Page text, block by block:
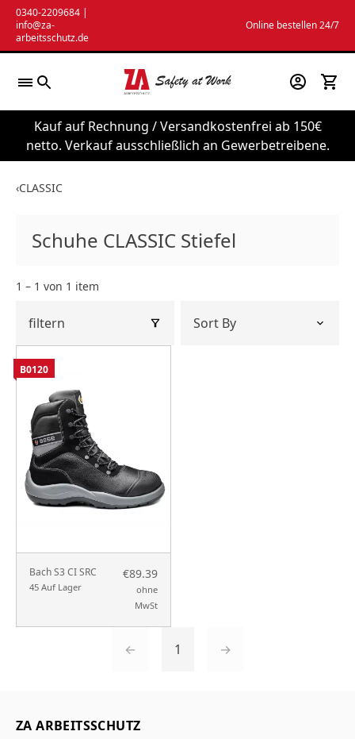
Zum
Inhalt
springen
0340-2209684 |
info@za-
arbeitsschutz.de
Online bestellen 24/7
Kauf auf Rechnung / Versandkostenfrei ab 150€
netto. Verkauf ausschließlich an Gewerbetreibene.
‹CLASSIC
Schuhe CLASSIC Stiefel
1 – 1 von 1 item
filtern
Bach S3 CI SRC
45 Auf Lager
€89.39
ohne
MwSt
B0120
← 1 →
ZA ARBEITSSCHUTZ